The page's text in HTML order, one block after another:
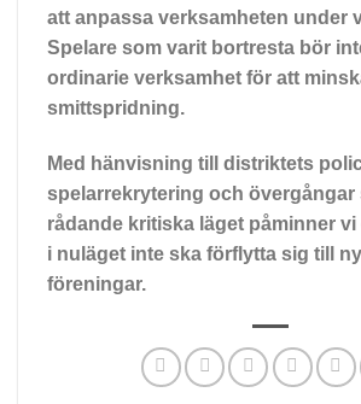
att anpassa verksamheten under
Spelare som varit bortresta bör
ordinarie verksamhet för att
smittspridning.
Med hänvisning till distriktets
spelarrekrytering och övergångar
rådande kritiska läget påminner vi
i nuläget inte ska förflytta sig till
föreningar.